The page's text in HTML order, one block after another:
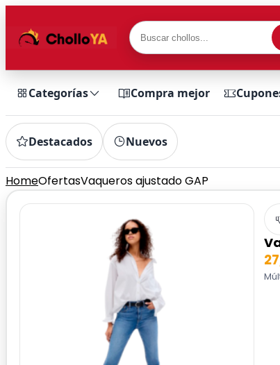
Categorías Compra mejor
Destacados Nuevos
HomeOfertasVaqueros ajustado GAP